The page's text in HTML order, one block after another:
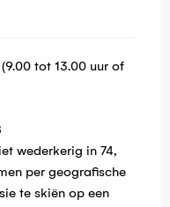
tot 13.00 uur of
wederkerig in 74,
per geografische
te skiën op een